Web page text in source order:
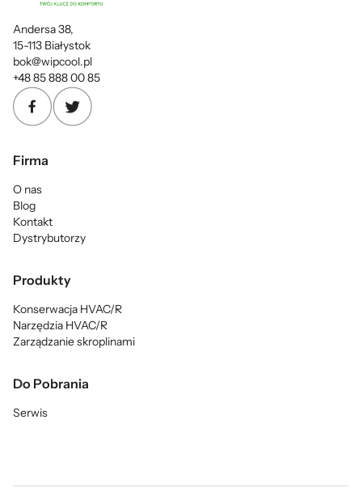
Andersa 38,
15-113 Białystok
bok@wipcool.pl
+48 85 888 00 85
Firma
O nas
Blog
Kontakt
Dystrybutorzy
Produkty
Konserwacja HVAC/R
Narzędzia HVAC/R
Zarządzanie skroplinami
Do Pobrania
Serwis